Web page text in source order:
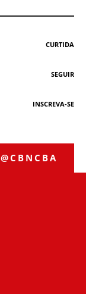
CURTIDA
SEGUIR
INSCREVA-SE
@CBNCBA